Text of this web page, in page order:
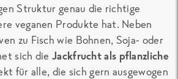
Struktur genau die richtige
veganen Produkte hat. Neben
zu Fisch wie Bohnen, Soja- oder
sich dieJackfrucht als pflanzliche
für alle, die sich gern ausgewogen